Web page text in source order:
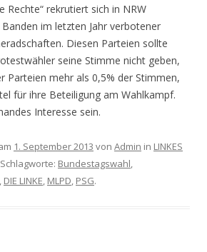
Rechte“ rekrutiert sich in NRW
im letzten Jahr verbotener
Diesen Parteien sollte
seine Stimme nicht geben,
Parteien mehr als 0,5% der Stimmen,
für ihre Beteiligung am Wahlkampf.
Interesse sein.
1. September 2013 von Admin in LINKES
Bundestagswahl,
, DIE LINKE, MLPD, PSG.